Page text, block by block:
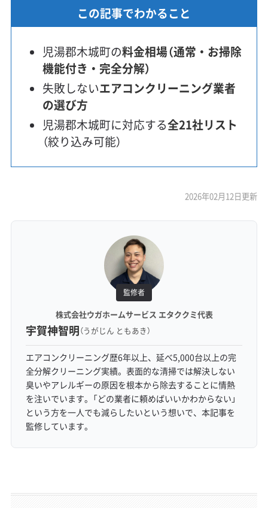
この記事でわかること
児湯郡木城町の料金相場（通常・お掃除
機能付き・完全分解）
失敗しないエアコンクリーニング業者
の選び方
児湯郡木城町に対応する全21社リスト
（絞り込み可能）
2026年02月12日更新
監修者
株式会社ウガホームサービス エタククミ代表
宇賀神智明（うがじん ともあき）
エアコンクリーニング歴6年以上、延べ5,000台以上の完
全分解クリーニング実績。表面的な清掃では解決しない
臭いやアレルギーの原因を根本から除去することに情熱
を注いでいます。「どの業者に頼めばいいかわからない」
という方を一人でも減らしたいという想いで、本記事を
監修しています。